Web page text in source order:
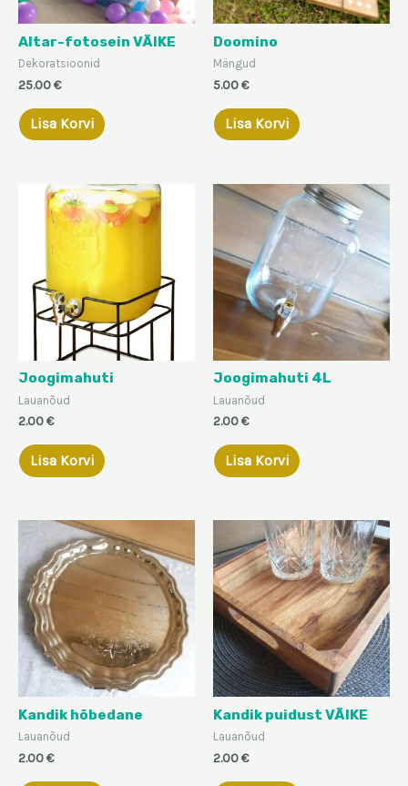
Altar-fotosein VÄIKE
Dekoratsioonid
25.00€
Lisa Korvi
Doomino
Mängud
5.00€
Lisa Korvi
Joogimahuti
Lauanõud
2.00€
Lisa Korvi
Joogimahuti 4L
Lauanõud
2.00€
Lisa Korvi
Kandik hõbedane
Lauanõud
2.00€
Kandik puidust VÄIKE
Lauanõud
2.00€